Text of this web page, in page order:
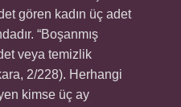
gören kadın üç adet
“Boşanmış
veya temizlik
2/228). Herhangi
kimse üç ay